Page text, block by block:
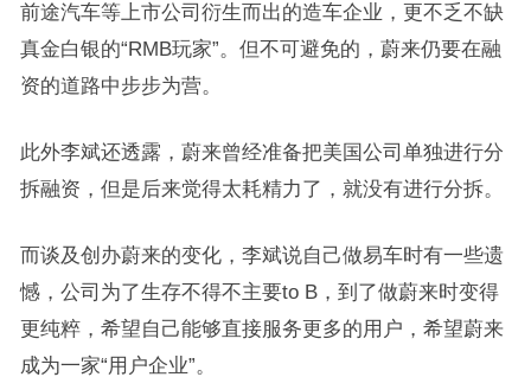
前途汽车等上市公司衍生而出的造车企业，更不乏不缺
真金白银的“RMB玩家”。但不可避免的，蔚来仍要在融
资的道路中步步为营。
此外李斌还透露，蔚来曾经准备把美国公司单独进行分
拆融资，但是后来觉得太耗精力了，就没有进行分拆。
而谈及创办蔚来的变化，李斌说自己做易车时有一些遗
憾，公司为了生存不得不主要to B，到了做蔚来时变得
更纯粹，希望自己能够直接服务更多的用户，希望蔚来
成为一家“用户企业”。